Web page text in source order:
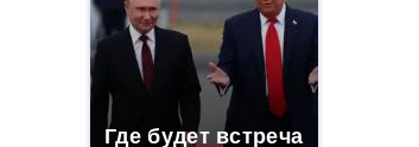
Где будет встреча